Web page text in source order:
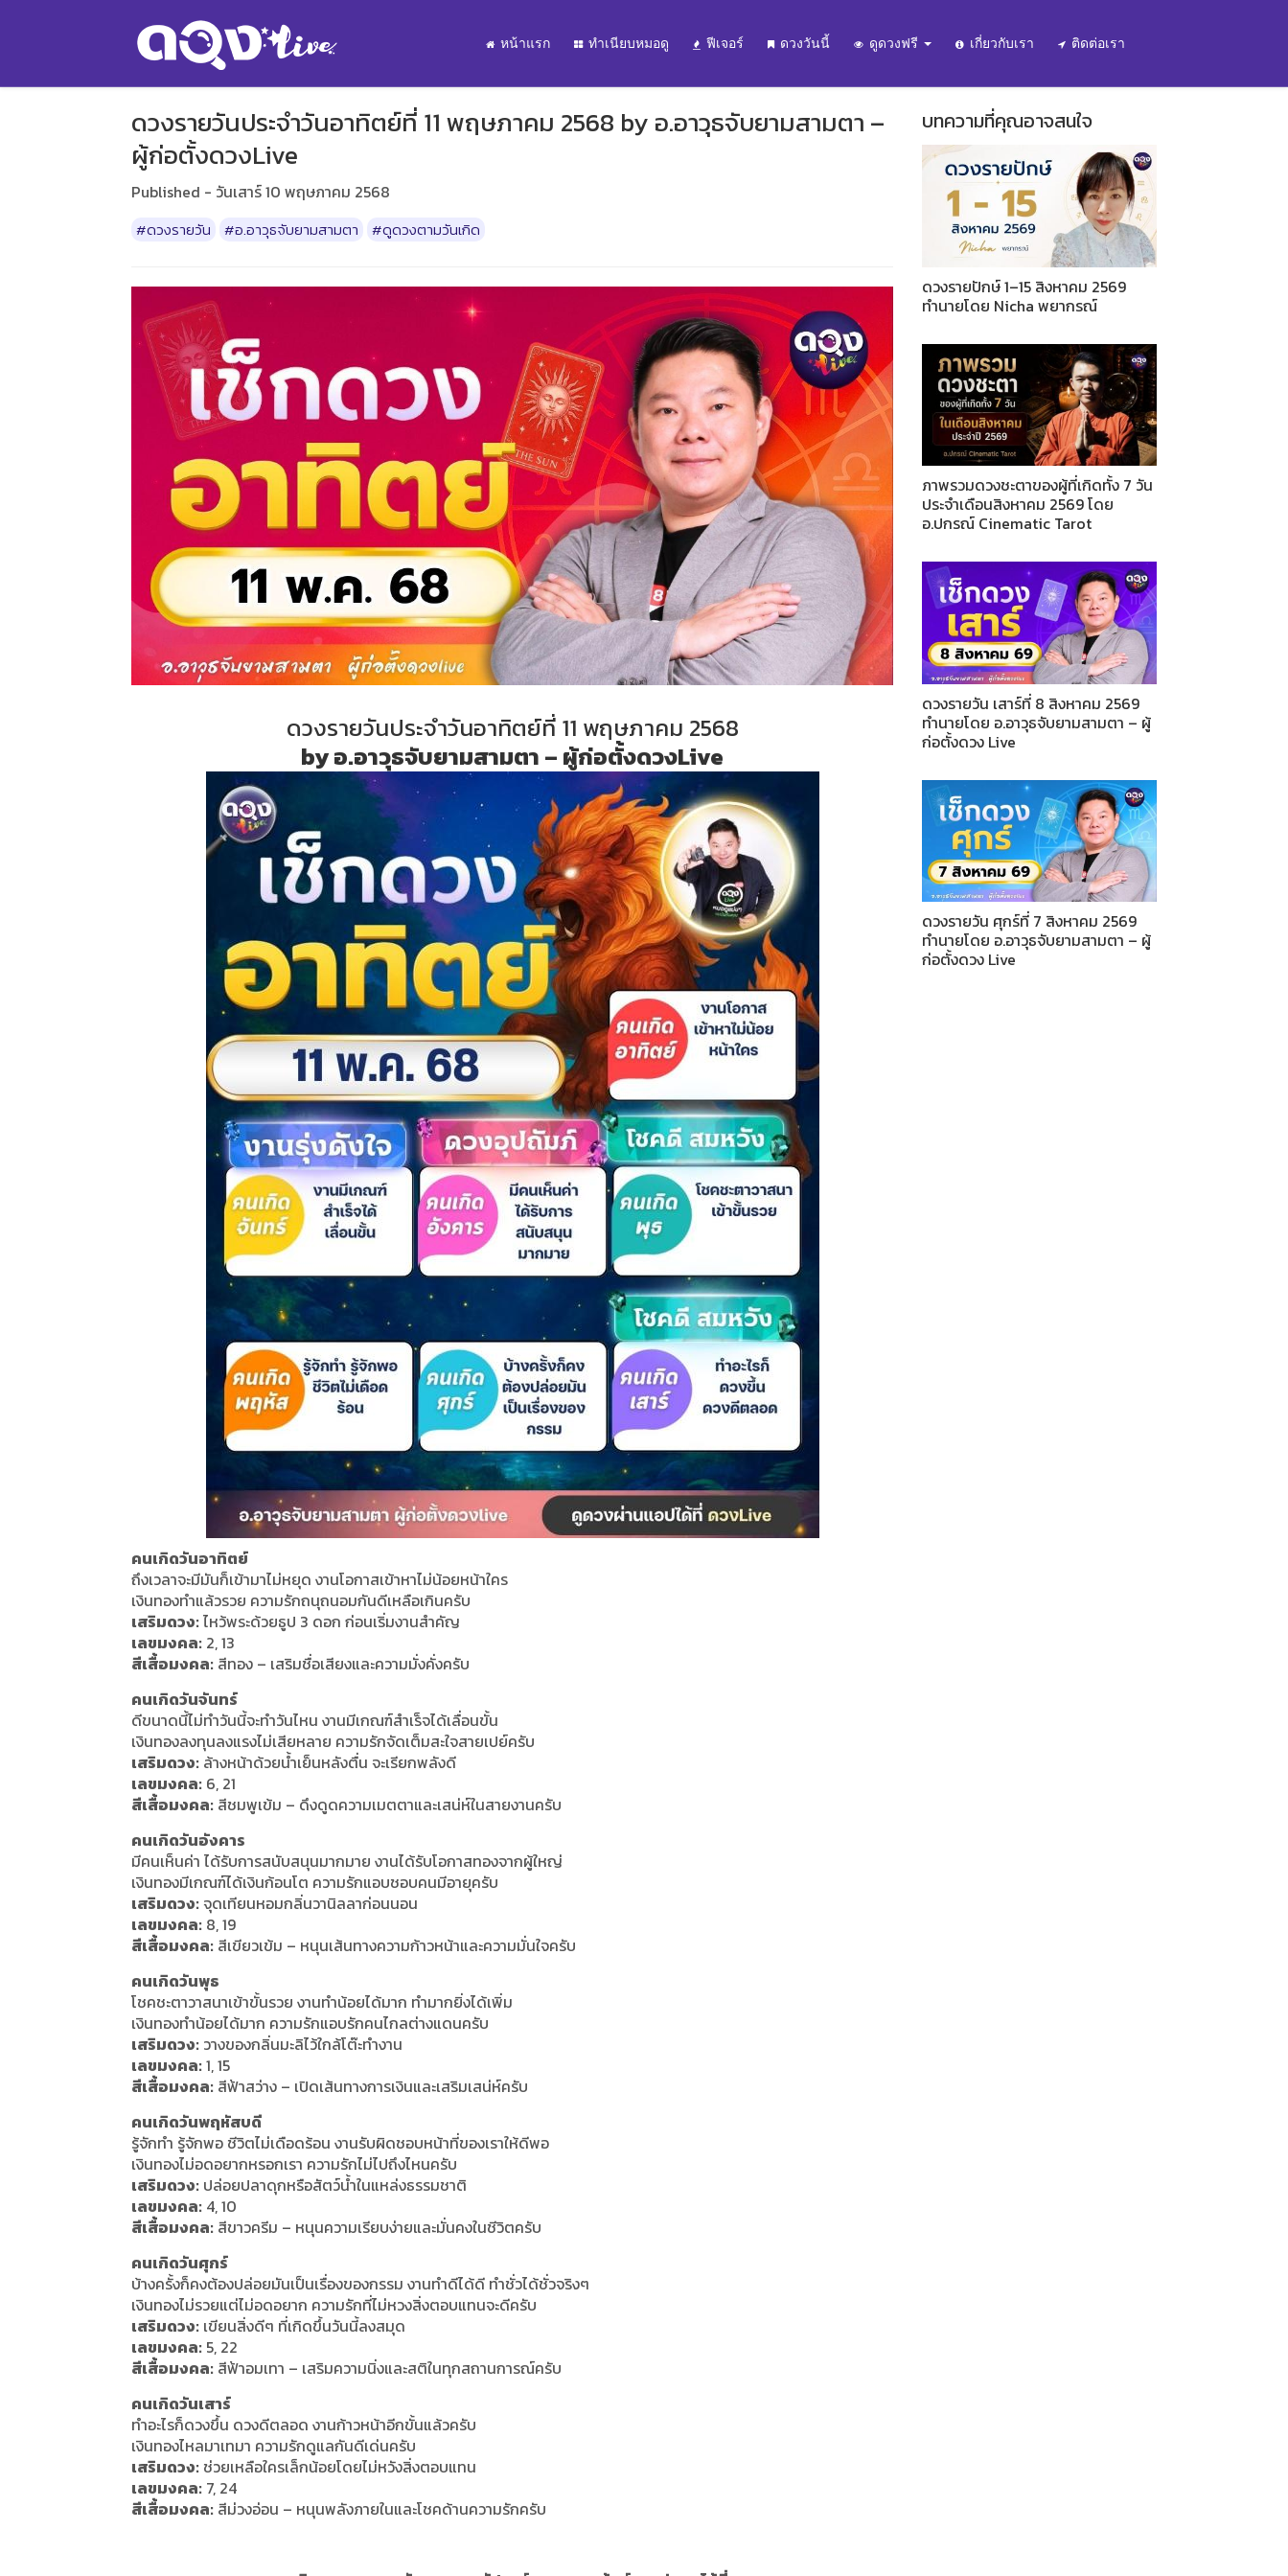
หน้าแรก ทำเนียบหมอดู ฟีเจอร์ ดวงวันนี้ ดูดวงฟรี เกี่ยวกับเรา ติดต่อเรา
ดวงรายวันประจำวันอาทิตย์ที่ 11 พฤษภาคม 2568 by อ.อาวุธจับยามสามตา –
ผู้ก่อตั้งดวงLive
Published - วันเสาร์ 10 พฤษภาคม 2568
#ดวงรายวัน #อ.อาวุธจับยามสามตา #ดูดวงตามวันเกิด
ดวงรายวันประจำวันอาทิตย์ที่ 11 พฤษภาคม 2568
by อ.อาวุธจับยามสามตา – ผู้ก่อตั้งดวงLive
คนเกิดวันอาทิตย์
ถึงเวลาจะมีมันก็เข้ามาไม่หยุด งานโอกาสเข้าหาไม่น้อยหน้าใคร
เงินทองทำแล้วรวย ความรักถนุถนอมกันดีเหลือเกินครับ
เสริมดวง:ไหว้พระด้วยธูป 3 ดอก ก่อนเริ่มงานสำคัญ
เลขมงคล: 2, 13
สีเสื้อมงคล: สีทอง – เสริมชื่อเสียงและความมั่งคั่งครับ
คนเกิดวันจันทร์
ดีขนาดนี้ไม่ทำวันนี้จะทำวันไหน งานมีเกณฑ์สำเร็จได้เลื่อนขั้น
เงินทองลงทุนลงแรงไม่เสียหลาย ความรักจัดเต็มสะใจสายเปย์ครับ
เสริมดวง: ล้างหน้าด้วยน้ำเย็นหลังตื่น จะเรียกพลังดี
เลขมงคล: 6, 21
สีเสื้อมงคล: สีชมพูเข้ม – ดึงดูดความเมตตาและเสน่ห์ในสายงานครับ
คนเกิดวันอังคาร
มีคนเห็นค่า ได้รับการสนับสนุนมากมาย งานได้รับโอกาสทองจากผู้ใหญ่
เงินทองมีเกณฑ์ได้เงินก้อนโต ความรักแอบชอบคนมีอายุครับ
เสริมดวง:จุดเทียนหอมกลิ่นวานิลลาก่อนนอน
เลขมงคล: 8, 19
สีเสื้อมงคล: สีเขียวเข้ม – หนุนเส้นทางความก้าวหน้าและความมั่นใจครับ
คนเกิดวันพุธ
โชคชะตาวาสนาเข้าขั้นรวย งานทำน้อยได้มาก ทำมากยิ่งได้เพิ่ม
เงินทองทำน้อยได้มาก ความรักแอบรักคนไกลต่างแดนครับ
เสริมดวง: วางของกลิ่นมะลิไว้ใกล้โต๊ะทำงาน
เลขมงคล:1, 15
สีเสื้อมงคล: สีฟ้าสว่าง – เปิดเส้นทางการเงินและเสริมเสน่ห์ครับ
คนเกิดวันพฤหัสบดี
รู้จักทำ รู้จักพอ ชีวิตไม่เดือดร้อน งานรับผิดชอบหน้าที่ของเราให้ดีพอ
เงินทองไม่อดอยากหรอกเรา ความรักไม่ไปถึงไหนครับ
เสริมดวง: ปล่อยปลาดุกหรือสัตว์น้ำในแหล่งธรรมชาติ
เลขมงคล: 4, 10
สีเสื้อมงคล: สีขาวครีม – หนุนความเรียบง่ายและมั่นคงในชีวิตครับ
คนเกิดวันศุกร์
บ้างครั้งก็คงต้องปล่อยมันเป็นเรื่องของกรรม งานทำดีได้ดี ทำชั่วได้ชั่วจริงๆ
เงินทองไม่รวยแต่ไม่อดอยาก ความรักที่ไม่หวงสิ่งตอบแทนจะดีครับ
เสริมดวง: เขียนสิ่งดีๆ ที่เกิดขึ้นวันนี้ลงสมุด
เลขมงคล: 5, 22
สีเสื้อมงคล: สีฟ้าอมเทา – เสริมความนิ่งและสติในทุกสถานการณ์ครับ
คนเกิดวันเสาร์
ทำอะไรก็ดวงขึ้น ดวงดีตลอด งานก้าวหน้าอีกขั้นแล้วครับ
เงินทองไหลมาเทมา ความรักดูแลกันดีเด่นครับ
เสริมดวง: ช่วยเหลือใครเล็กน้อยโดยไม่หวังสิ่งตอบแทน
เลขมงคล: 7, 24
สีเสื้อมงคล: สีม่วงอ่อน – หนุนพลังภายในและโชคด้านความรักครับ
บทความที่คุณอาจสนใจ
ดวงรายปักษ์ 1–15 สิงหาคม 2569
ทำนายโดย Nicha พยากรณ์
ภาพรวมดวงชะตาของผู้ที่เกิดทั้ง 7 วัน
ประจำเดือนสิงหาคม 2569 โดย
อ.ปกรณ์ Cinematic Tarot
ดวงรายวัน เสาร์ที่ 8 สิงหาคม 2569
ทำนายโดย อ.อาวุธจับยามสามตา – ผู้
ก่อตั้งดวง Live
ดวงรายวัน ศุกร์ที่ 7 สิงหาคม 2569
ทำนายโดย อ.อาวุธจับยามสามตา – ผู้
ก่อตั้งดวง Live